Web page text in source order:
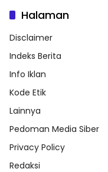
Halaman
Disclaimer
Indeks Berita
Info Iklan
Kode Etik
Lainnya
Pedoman Media Siber
Privacy Policy
Redaksi